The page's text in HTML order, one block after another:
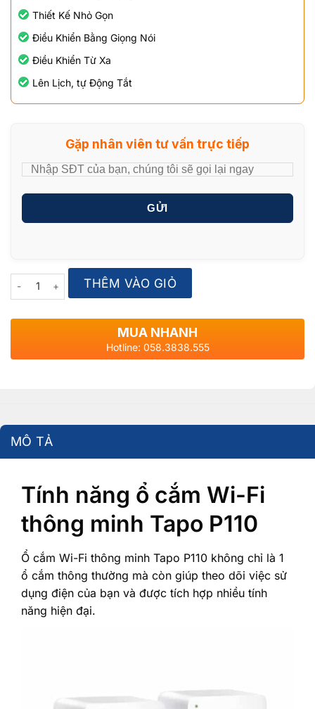
Thiết Kế Nhỏ Gọn
Điều Khiển Bằng Giọng Nói
Điều Khiển Từ Xa
Lên Lịch, tự Động Tắt
Gặp nhân viên tư vấn trực tiếp
GỬI
Quantity THÊM VÀO GIỎ
MUA NHANH
Hotline: 058.3838.555
MÔ TẢ
Tính năng ổ cắm Wi-Fi
thông minh Tapo P110
Ổ cắm Wi-Fi thông minh Tapo P110 không chỉ là 1
ổ cắm thông thường mà còn giúp theo dõi việc sử
dụng điện của bạn và được tích hợp nhiều tính
năng hiện đại.